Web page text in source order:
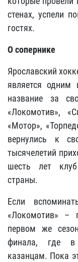
стенах, успели
гостях.
О сопернике
Ярославский
является одним
название за
«Локомотив»,
«Мотор»,
вернулись к
тысячелетий
шесть лет
страны.
Если
«Локомотив» –
первом же
финала, где в
казанцам. Пока